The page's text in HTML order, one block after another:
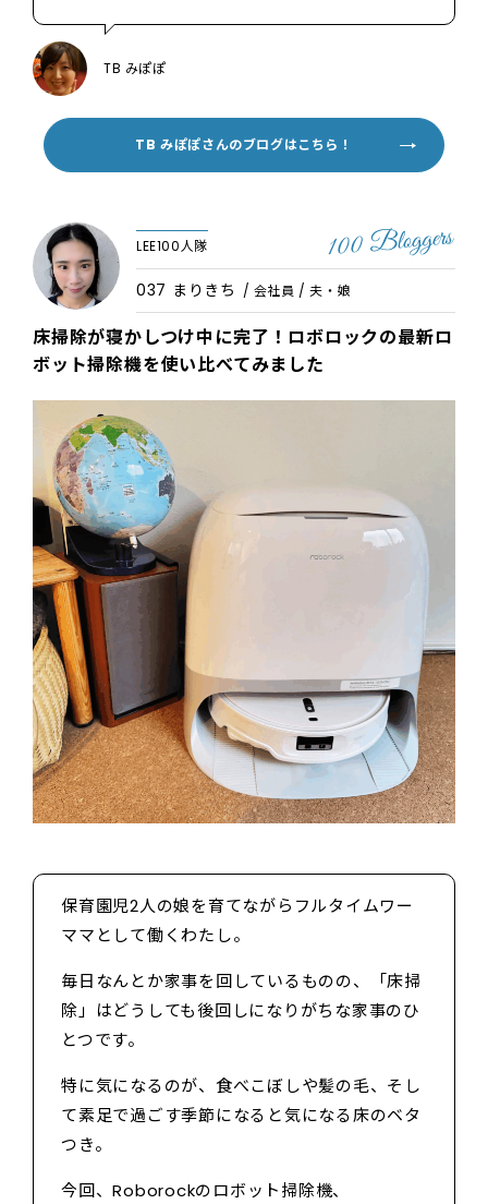
TB みぽぽ
TB みぽぽさんのブログはこちら！
LEE100人隊
037 まりきち / 会社員 / 夫・娘
床掃除が寝かしつけ中に完了！ロボロックの最新ロ
ボット掃除機を使い比べてみました
保育園児2人の娘を育てながらフルタイムワー
ママとして働くわたし。
毎日なんとか家事を回しているものの、「床掃
除」はどうしても後回しになりがちな家事のひ
とつです。
特に気になるのが、食べこぼしや髪の毛、そし
て素足で過ごす季節になると気になる床のベタ
つき。
今回、Roborockのロボット掃除機、